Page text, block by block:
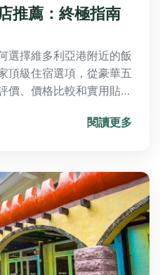
推薦：終極指南
選擇維多利亞港附近的飯
頂級住宿選項，從豪華五
價、價格比較和實用貼
閱讀更多